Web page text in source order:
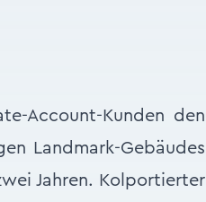
Account-Kunden den
Landmark-Gebäudes
Jahren. Kolportierter